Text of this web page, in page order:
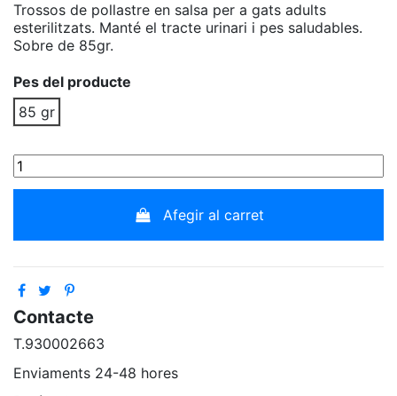
Trossos de pollastre en salsa per a gats adults
esterilitzats. Manté el tracte urinari i pes saludables.
Sobre de 85gr.
Pes del producte
85 gr
Afegir al carret
Contacte
T.930002663
Enviaments 24-48 hores